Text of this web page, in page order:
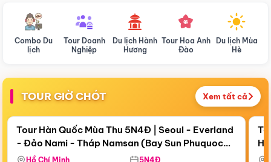
Combo Du
lịch
Tour Doanh
Nghiệp
Du lịch Hành
Hương
Tour Hoa Anh
Đào
Du lịch Mùa
Hè
TOUR GIỜ CHÓT Xem tất cả
Còn18 ngày 16:52:59
Bay Sun Phuquoc Airways
Điểm nổi bật
Tour Hàn Quốc Mùa Thu 5N4Đ | Seoul - Everland
- Đảo Nami - Tháp Namsan (Bay Sun Phuquoc
Airways)
Hồ Chí Minh 5N4Đ